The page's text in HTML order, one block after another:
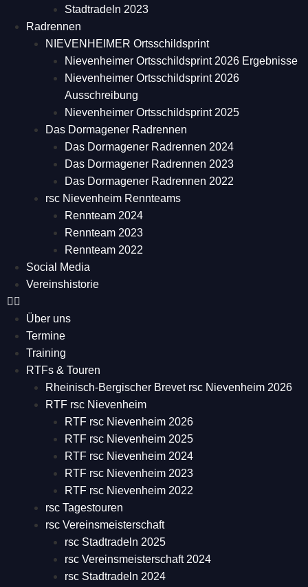
Stadtradeln 2023
Radrennen
NIEVENHEIMER Ortsschildsprint
Nievenheimer Ortsschildsprint 2026 Ergebnisse
Nievenheimer Ortsschildsprint 2026
Ausschreibung
Nievenheimer Ortsschildsprint 2025
Das Dormagener Radrennen
Das Dormagener Radrennen 2024
Das Dormagener Radrennen 2023
Das Dormagener Radrennen 2022
rsc Nievenheim Rennteams
Rennteam 2024
Rennteam 2023
Rennteam 2022
Social Media
Vereinshistorie
Über uns
Termine
Training
RTFs & Touren
Rheinisch-Bergischer Brevet rsc Nievenheim 2026
RTF rsc Nievenheim
RTF rsc Nievenheim 2026
RTF rsc Nievenheim 2025
RTF rsc Nievenheim 2024
RTF rsc Nievenheim 2023
RTF rsc Nievenheim 2022
rsc Tagestouren
rsc Vereinsmeisterschaft
rsc Stadtradeln 2025
rsc Vereinsmeisterschaft 2024
rsc Stadtradeln 2024